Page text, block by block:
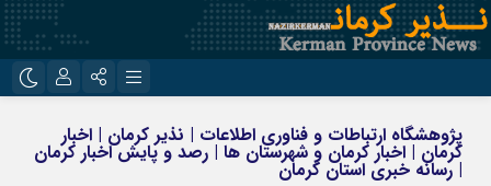
روبیکا
ایتا
پژوهشگاه ارتباطات و فناوری اطلاعات | نذیر کرمان | اخبار
کرمان | اخبار کرمان و شهرستان ها | رصد و پایش اخبار کرمان
| رسانه خبری استان کرمان